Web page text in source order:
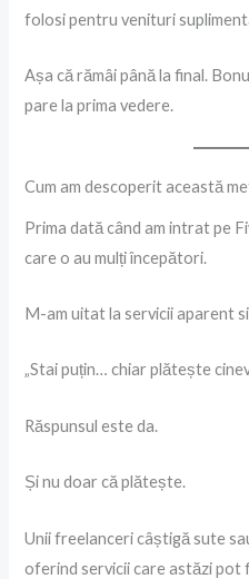
folosi pentru venituri
Așa că rămâi până la final.
pare la prima vedere.
Cum am descoperit această
Prima dată când am intrat pe
care o au mulți începători.
M-am uitat la servicii aparent
„Stai puțin… chiar plătește
Răspunsul este da.
Și nu doar că plătește.
Unii freelanceri câștigă sute
oferind servicii care astăzi pot